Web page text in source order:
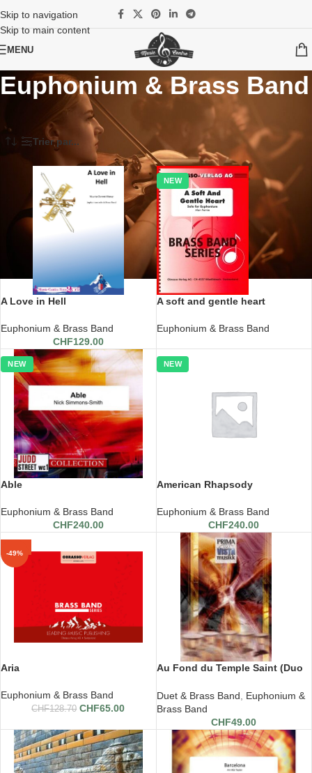
Skip to navigation
Skip to main content
MENU
Euphonium & Brass Band
Partitions Brass Band Solistes & Brass Band
Euphonium & Brass Band
Trier par...
A Love in Hell
Euphonium & Brass Band
CHF129.00
NEW
A soft and gentle heart
Euphonium & Brass Band
NEW
Able
Euphonium & Brass Band
CHF240.00
NEW
American Rhapsody
Euphonium & Brass Band
CHF240.00
-49%
Aria
Euphonium & Brass Band
CHF128.70 CHF65.00
Au Fond du Temple Saint (Duo
Duet & Brass Band
Euphonium &
Brass Band
CHF49.00